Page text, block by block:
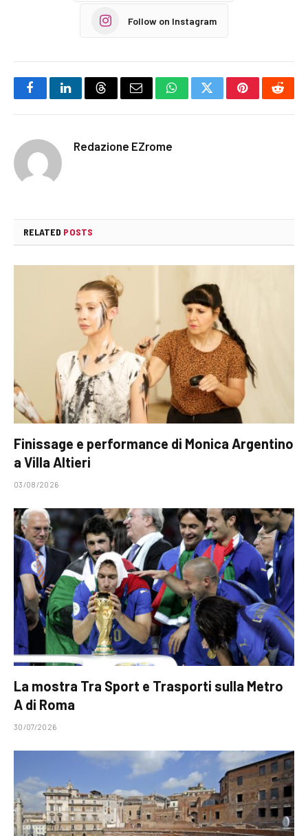
Follow on Instagram
FacebookLinkedInThreadsEmail WhatsAppTwitterPinterest
Redazione EZrome
RELATED POSTS
Finissage e performance di Monica Argentino
a Villa Altieri
03/08/2026
La mostra Tra Sport e Trasporti sulla Metro
A di Roma
30/07/2026